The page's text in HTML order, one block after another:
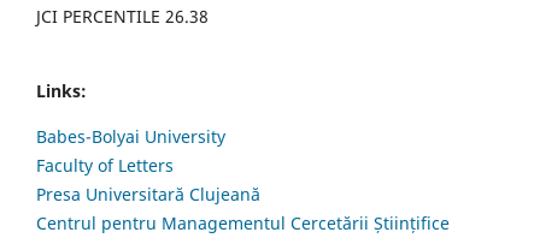
JCI PERCENTILE 26.38
Links:
Babes-Bolyai University
Faculty of Letters
Presa Universitară Clujeană
Centrul pentru Managementul Cercetării Științifice